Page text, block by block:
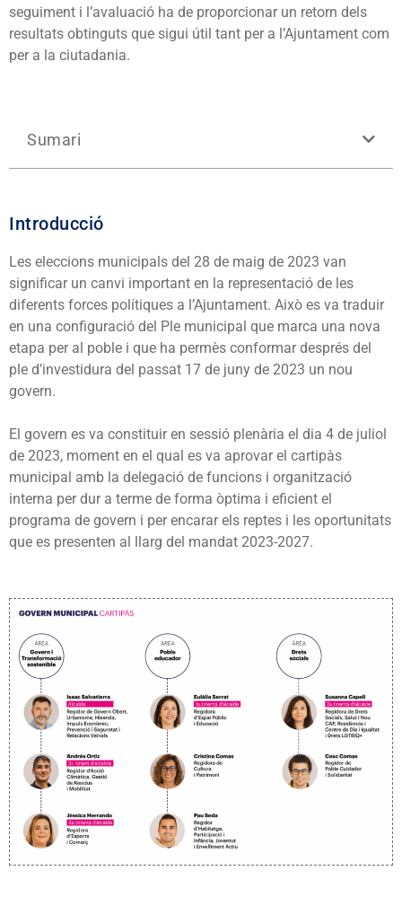
seguiment i l’avaluació ha de proporcionar un retorn dels
resultats obtinguts que sigui útil tant per a l’Ajuntament com
per a la ciutadania.
Sumari
Introducció
Les eleccions municipals del 28 de maig de 2023 van
significar un canvi important en la representació de les
diferents forces polítiques a l’Ajuntament. Això es va traduir
en una configuració del Ple municipal que marca una nova
etapa per al poble i que ha permès conformar després del
ple d’investidura del passat 17 de juny de 2023 un nou
govern.
El govern es va constituir en sessió plenària el dia 4 de juliol
de 2023, moment en el qual es va aprovar el cartipàs
municipal amb la delegació de funcions i organització
interna per dur a terme de forma òptima i eficient el
programa de govern i per encarar els reptes i les oportunitats
que es presenten al llarg del mandat 2023-2027.